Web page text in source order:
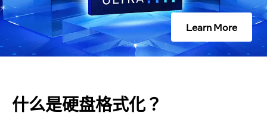
？
Learn More
什么是硬盘格式化？